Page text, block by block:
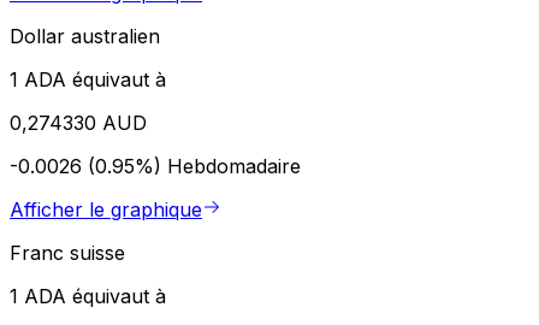
Dollar australien
1 ADA équivaut à
0,274330 AUD
-0.0026 (0.95%) Hebdomadaire
Afficher le graphique
Franc suisse
1 ADA équivaut à